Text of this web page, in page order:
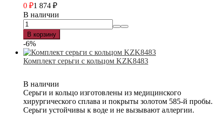
0 ₽1 874 ₽
В наличии
В корзину
-6%
Комплект серьги с кольцом KZK8483
В наличии
Серьги и кольцо изготовлены из медицинского
хирургического сплава и покрыты золотом 585-й пробы.
Серьги устойчивы к воде и не вызывают аллергии.